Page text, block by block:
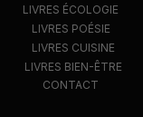
LIVRES ÉCOLOGIE
LIVRES POÉSIE
LIVRES CUISINE
LIVRES BIEN-ÊTRE
CONTACT